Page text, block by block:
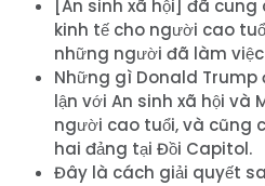
[An sinh xã hội] đã
kinh tế cho người cao
những người đã làm
Những gì Donald
lận với An sinh xã hội và
người cao tuổi, và cũng
hai đảng tại Đồi Capitol.
Đây là cách giải quyết